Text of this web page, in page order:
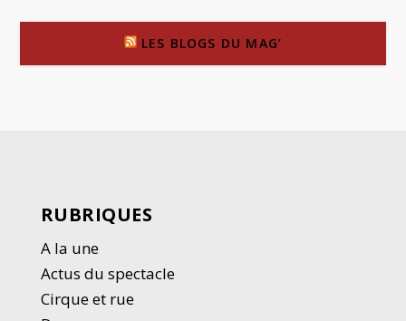
LES BLOGS DU MAG’
RUBRIQUES
A la une
Actus du spectacle
Cirque et rue